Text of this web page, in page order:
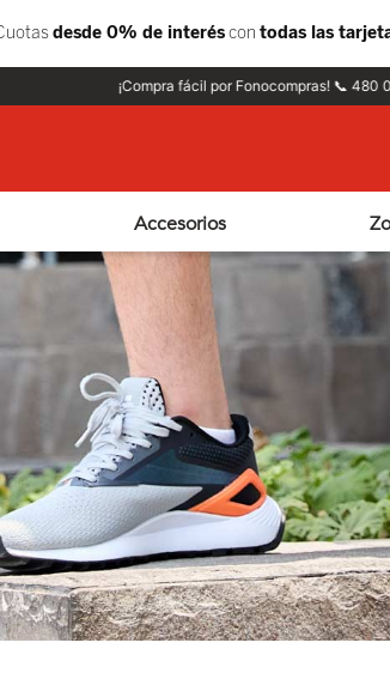
¡Compra fácil por Fonocompras! 📞 480
Accesorios